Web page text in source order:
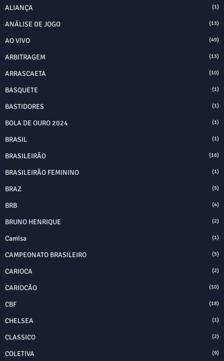
ALIANÇA (1)
ANÁLISE DE JOGO (13)
AO VIVO (49)
ARBITRAGEM (13)
ARRASCAETA (10)
BASQUETE (1)
BASTIDORES (1)
BOLA DE OURO 2024 (1)
BRASIL (1)
BRASILEIRÃO (16)
BRASILEIRÃO FEMININO (1)
BRAZ (5)
BRB (4)
BRUNO HENRIQUE (2)
Camisa (1)
CAMPEONATO BRASILEIRO (5)
CARIOCA (2)
CARIOCÃO (10)
CBF (18)
CHELSEA (1)
CLASSICO (2)
COLETIVA (9)